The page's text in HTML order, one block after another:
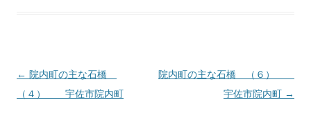
投
稿
← 院内町の主な石橋
（４） 宇佐市院内町
院内町の主な石橋 （６）
宇佐市院内町 →